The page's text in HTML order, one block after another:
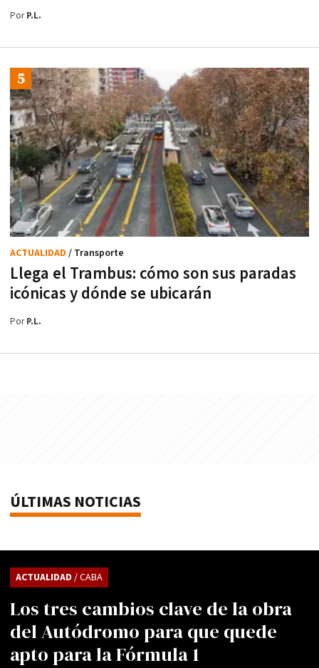
PorP.L.
Llega el Trambus: cómo son sus paradas
icónicas y dónde se ubicarán
ACTUALIDAD / Transporte
PorP.L.
ÚLTIMAS NOTICIAS
Los tres cambios clave de la obra
del Autódromo para que quede
apto para la Fórmula 1
ACTUALIDAD / CABA